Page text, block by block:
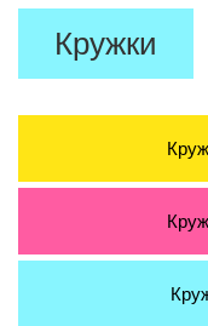
Кружки